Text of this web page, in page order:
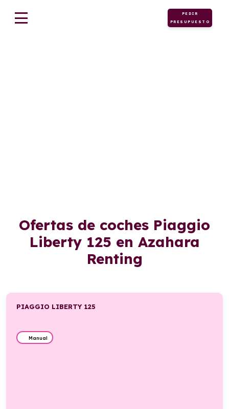
PEDIR
PRESUPUESTO
Ofertas de coches Piaggio
Liberty 125 en Azahara
Renting
PIAGGIO LIBERTY 125
Manual